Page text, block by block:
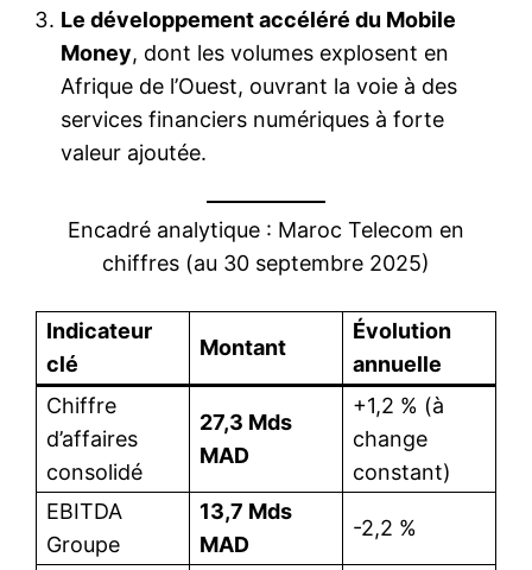
Le développement accéléré du Mobile
Money, dont les volumes explosent en
Afrique de l’Ouest, ouvrant la voie à des
services financiers numériques à forte
valeur ajoutée.
Encadré analytique : Maroc Telecom en
chiffres (au 30 septembre 2025)
Indicateur
clé
Montant
Évolution
annuelle
Chiffre
d’affaires
consolidé
27,3 Mds
MAD
+1,2 % (à
change
constant)
EBITDA
Groupe
13,7 Mds
MAD
-2,2 %